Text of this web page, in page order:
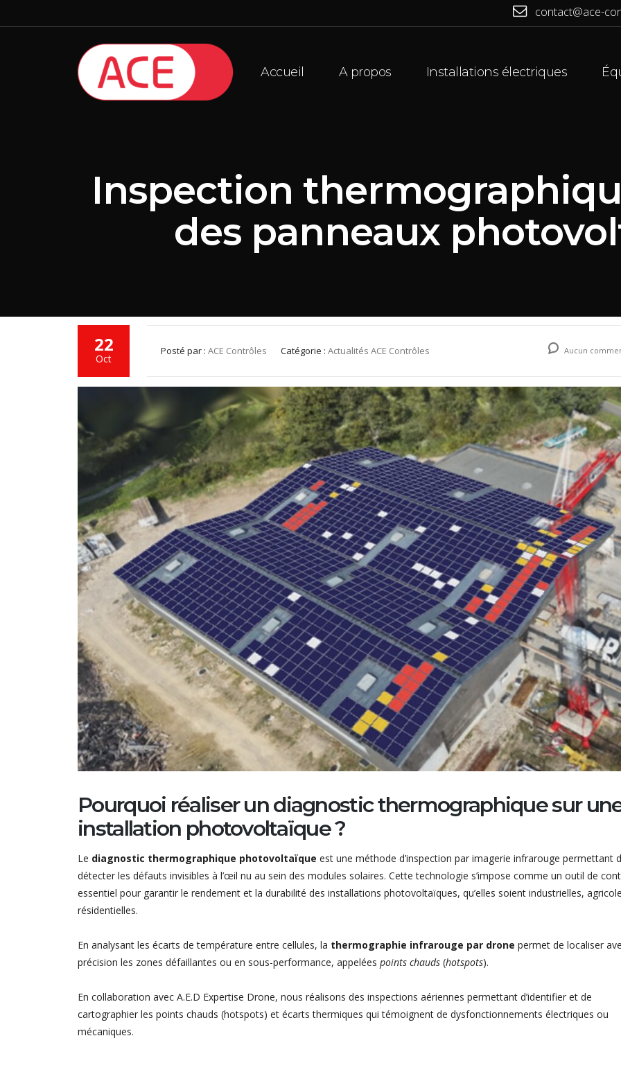
contact@ace-
Accueil A propos Installations électriques
Inspection
des panneaux
22
Oct
Posté par : ACE Contrôles Catégorie : Actualités ACE Contrôles Aucun
Pourquoi réaliser un diagnostic thermographique sur
installation photovoltaïque ?
Le diagnostic thermographique photovoltaïque est une méthode d’inspection par imagerie infrarouge permettant
détecter les défauts invisibles à l’œil nu au sein des modules solaires. Cette technologie s’impose comme un outil de
essentiel pour garantir le rendement et la durabilité des installations photovoltaïques, qu’elles soient industrielles,
résidentielles.
En analysant les écarts de température entre cellules, la thermographie infrarouge par drone permet de localiser
précision les zones défaillantes ou en sous-performance, appelées points chauds (hotspots).
En collaboration avec A.E.D Expertise Drone, nous réalisons des inspections aériennes permettant d’identifier et de
cartographier les points chauds (hotspots) et écarts thermiques qui témoignent de dysfonctionnements électriques ou
mécaniques.